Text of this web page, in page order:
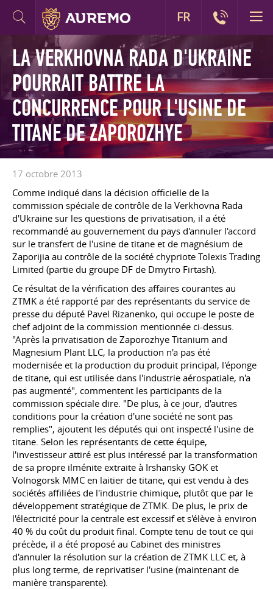
LA VERKHOVNA RADA D'UKRAINE
POURRAIT BATTRE LA
CONCURRENCE POUR L'USINE DE
TITANE DE ZAPOROZHYE
17 octobre 2013
Comme indiqué dans la décision officielle de la
commission spéciale de contrôle de la Verkhovna Rada
d'Ukraine sur les questions de privatisation, il a été
recommandé au gouvernement du pays d'annuler l'accord
sur le transfert de l'usine de titane et de magnésium de
Zaporijia au contrôle de la société chypriote Tolexis Trading
Limited (partie du groupe DF de Dmytro Firtash).
Ce résultat de la vérification des affaires courantes au
ZTMK a été rapporté par des représentants du service de
presse du député Pavel Rizanenko, qui occupe le poste de
chef adjoint de la commission mentionnée ci-dessus.
"Après la privatisation de Zaporozhye Titanium and
Magnesium Plant LLC, la production n'a pas été
modernisée et la production du produit principal, l'éponge
de titane, qui est utilisée dans l'industrie aérospatiale, n'a
pas augmenté", commentent les participants de la
commission spéciale dire. "De plus, à ce jour, d'autres
conditions pour la création d'une société ne sont pas
remplies", ajoutent les députés qui ont inspecté l'usine de
titane. Selon les représentants de cette équipe,
l'investisseur attiré est plus intéressé par la transformation
de sa propre ilménite extraite à Irshansky GOK et
Volnogorsk MMC en laitier de titane, qui est vendu à des
sociétés affiliées de l'industrie chimique, plutôt que par le
développement stratégique de ZTMK. De plus, le prix de
l'électricité pour la centrale est excessif et s'élève à environ
40 % du coût du produit final. Compte tenu de tout ce qui
précède, il a été proposé au Cabinet des ministres
d'annuler la résolution sur la création de ZTMK LLC et, à
plus long terme, de reprivatiser l'usine (maintenant de
manière transparente).
FR